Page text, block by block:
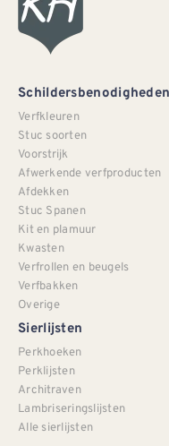
Schildersbenodigheden
Verfkleuren
Stuc soorten
Voorstrijk
Afwerkende verfproducten
Afdekken
Stuc Spanen
Kit en plamuur
Kwasten
Verfrollen en beugels
Verfbakken
Overige
Sierlijsten
Perkhoeken
Perklijsten
Architraven
Lambriseringslijsten
Alle sierlijsten